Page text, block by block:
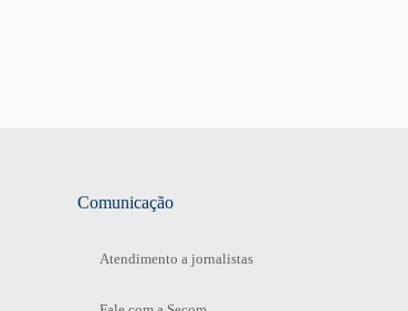
Comunicação
Atendimento a jornalistas